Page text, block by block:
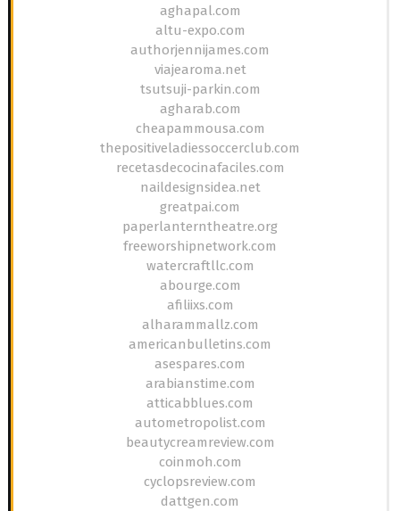
aghapal.com
altu-expo.com
authorjennijames.com
viajearoma.net
tsutsuji-parkin.com
agharab.com
cheapammousa.com
thepositiveladiessoccerclub.com
recetasdecocinafaciles.com
naildesignsidea.net
greatpai.com
paperlanterntheatre.org
freeworshipnetwork.com
watercraftllc.com
abourge.com
afiliixs.com
alharammallz.com
americanbulletins.com
asespares.com
arabianstime.com
atticabblues.com
autometropolist.com
beautycreamreview.com
coinmoh.com
cyclopsreview.com
dattgen.com